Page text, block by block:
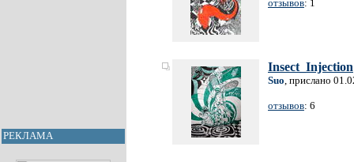
РЕКЛАМА
отзывов: 1
Insect_Injection
Suo, прислано
отзывов: 6